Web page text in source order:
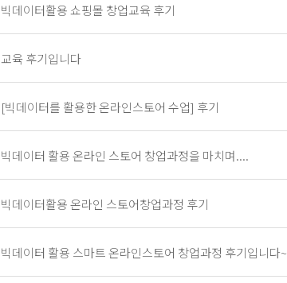
빅데이터활용 쇼핑몰 창업교육 후기
교육 후기입니다
[빅데이터를 활용한 온라인스토어 수업] 후기
빅데이터 활용 온라인 스토어 창업과정을 마치며....
빅데이터활용 온라인 스토어창업과정 후기
빅데이터 활용 스마트 온라인스토어 창업과정 후기입니다~